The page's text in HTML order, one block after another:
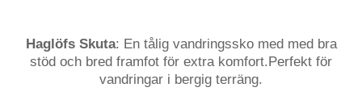
Haglöfs Skuta: En tålig vandringssko med med bra
stöd och bred framfot för extra komfort.Perfekt för
vandringar i bergig terräng.